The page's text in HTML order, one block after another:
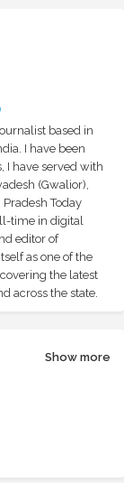
based in
I have been
I have served with
(Gwalior),
Today
time in digital
editor of
as one of the
the latest
across the state.
Show more